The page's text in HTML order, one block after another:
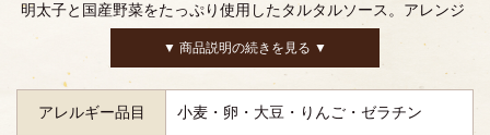
明太子と国産野菜をたっぷり使用したタルタルソース。アレンジ
自在な逸品。
▼ 商品説明の続きを見る ▼
アレルギー品目 小麦・卵・大豆・りんご・ゼラチン